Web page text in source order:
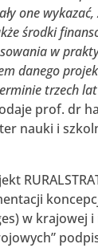
one
środki
w
danego
trzech
prof. dr
nauki i
w krajowej